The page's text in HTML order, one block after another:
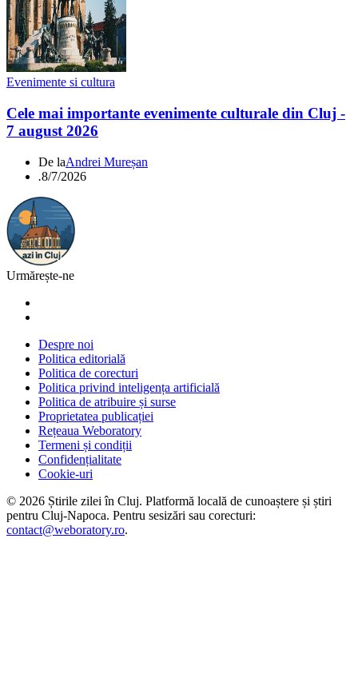
Evenimente si cultura
Cele mai importante evenimente culturale din Cluj -
7 august 2026
De laAndrei Mureșan
.8/7/2026
Urmărește-ne
Despre noi
Politica editorială
Politica de corecturi
Politica privind inteligența artificială
Politica de atribuire și surse
Proprietatea publicației
Rețeaua Weboratory
Termeni și condiții
Confidențialitate
Cookie-uri
© 2026 Știrile zilei în Cluj. Platformă locală de cunoaștere și știri
pentru Cluj-Napoca. Pentru sesizări sau corecturi:
contact@weboratory.ro.